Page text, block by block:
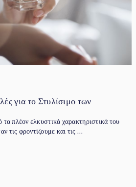
για το Στυλίσιμο των
τα πλέον ελκυστικά χαρακτηριστικά του
τις φροντίζουμε και τις …